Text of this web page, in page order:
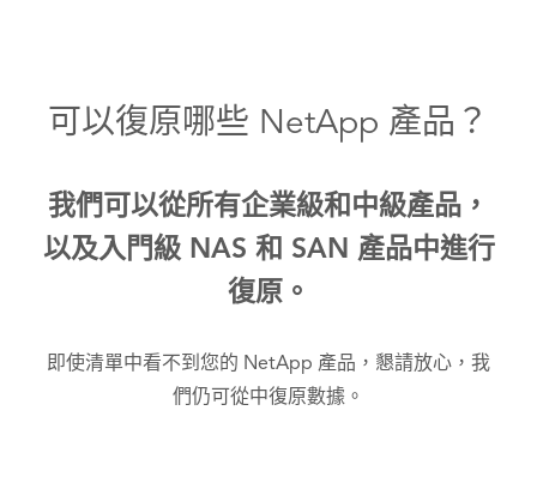
可以復原哪些 NetApp 產品？
我們可以從所有企業級和中級產品，
以及入門級 NAS 和 SAN 產品中進行
復原。
即使清單中看不到您的 NetApp 產品，懇請放心，我
們仍可從中復原數據。